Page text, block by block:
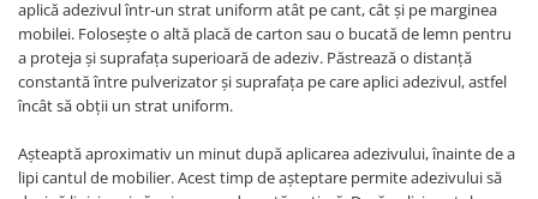
aplică adezivul într-un strat uniform atât pe cant, cât și pe marginea
mobilei. Folosește o altă placă de carton sau o bucată de lemn pentru
a proteja și suprafața superioară de adeziv. Păstrează o distanță
constantă între pulverizator și suprafața pe care aplici adezivul, astfel
încât să obții un strat uniform.
Așteaptă aproximativ un minut după aplicarea adezivului, înainte de a
lipi cantul de mobilier. Acest timp de așteptare permite adezivului să